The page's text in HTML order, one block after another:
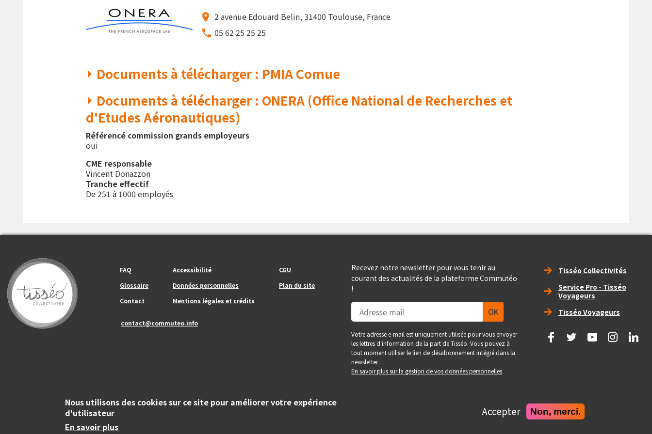
2 avenue Edouard Belin, 31400 Toulouse, France
05 62 25 25 25
Documents à télécharger : PMIA Comue
Documents à télécharger : ONERA (Office National de Recherches et
d'Etudes Aéronautiques)
Référencé commission grands employeurs
oui
CME responsable
Vincent Donazzon
Tranche effectif
De 251 à 1000 employés
FAQ
Glossaire
Contact
Footer_center
Accessibilité
Données personnelles
Mentions légales et crédits
CGU
Plan du site
contact@commuteo.info
Recevez notre newsletter pour vous tenir au
courant des actualités de la plateforme Commutéo
!
Votre adresse e-mail est uniquement utilisée pour vous envoyer
les lettres d'information de la part de Tisséo. Vous pouvez à
tout moment utiliser le lien de désabonnement intégré dans la
newsletter.
En savoir plus sur la gestion de vos données personnelles
Right_footer
Tisséo Collectivités
Service Pro - Tisséo
Voyageurs
Tisséo Voyageurs
social
© Tisséo Collectivités 2020 - Autorité organisatrice des mobilités de la grande agglomération toulousaine. Realise
Site conçu et développé par Pepper Cube
Nous utilisons des cookies sur ce site pour améliorer votre expérience
d'utilisateur
En savoir plus
Accepter Non, merci.